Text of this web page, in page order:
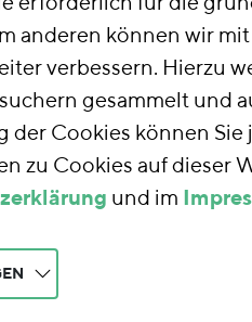
verarbeitet.
für eine -
und Potenziale
anderen können wir
verbessern. Hierzu
gesammelt und
der Cookies können
zu Cookies auf dieser
und im